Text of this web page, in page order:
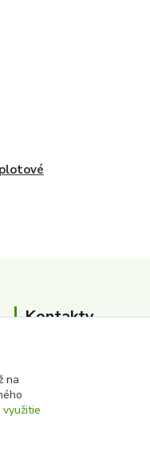
Kontakty
(Po-Pia, 8-16 hod.)
albert@zbersurovin.sk
na